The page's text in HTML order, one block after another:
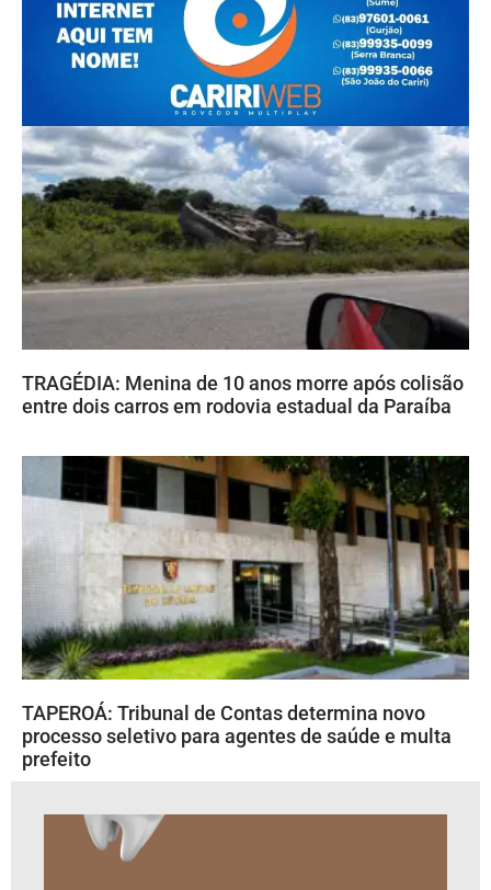
TRAGÉDIA: Menina de 10 anos morre após colisão
entre dois carros em rodovia estadual da Paraíba
TAPEROÁ: Tribunal de Contas determina novo
processo seletivo para agentes de saúde e multa
prefeito